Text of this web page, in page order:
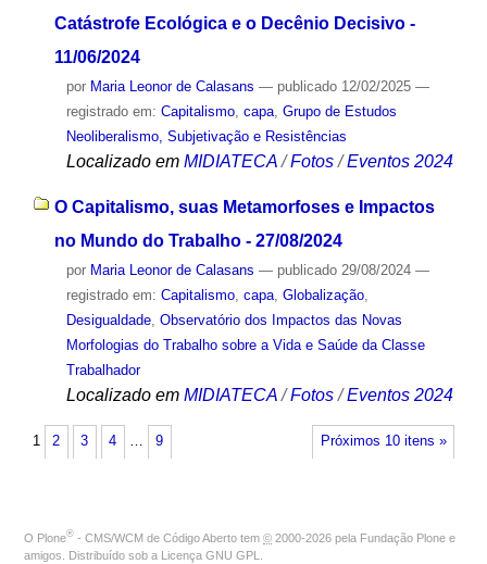
Catástrofe Ecológica e o Decênio Decisivo -
11/06/2024
por Maria Leonor de Calasans — publicado12/02/2025 —
registrado em: Capitalismo, capa, Grupo de Estudos
Neoliberalismo, Subjetivação e Resistências
Localizado em MIDIATECA /Fotos /Eventos 2024
O Capitalismo, suas Metamorfoses e Impactos
no Mundo do Trabalho - 27/08/2024
por Maria Leonor de Calasans — publicado29/08/2024 —
registrado em: Capitalismo, capa, Globalização,
Desigualdade, Observatório dos Impactos das Novas
Morfologias do Trabalho sobre a Vida e Saúde da Classe
Trabalhador
Localizado em MIDIATECA /Fotos /Eventos 2024
Próximos 10 itens »
1 2 3 4 … 9
O Plone® - CMS/WCM de Código Aberto tem © 2000-2026 pela Fundação Plone e
amigos. Distribuído sob a Licença GNU GPL